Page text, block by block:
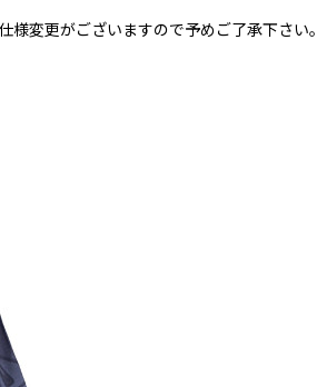
変更がございますので予めご了承下さい。